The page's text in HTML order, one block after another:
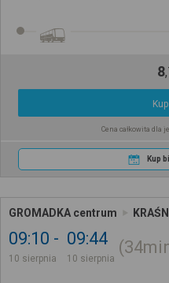
8,
Cena całkowita dla
Kup
GROMADKA centrum
09:10
10 sierpnia
09:44
10 sierpnia